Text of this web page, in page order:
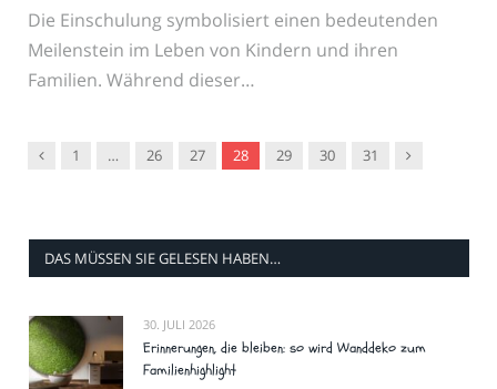
Die Einschulung symbolisiert einen bedeutenden
Meilenstein im Leben von Kindern und ihren
Familien. Während dieser…
Vorgänger
1 … 26 27 28 29 30 31 Nachfolger
DAS MÜSSEN SIE GELESEN HABEN…
30. JULI 2026
Erinnerungen, die bleiben: so wird Wanddeko zum
Familienhighlight